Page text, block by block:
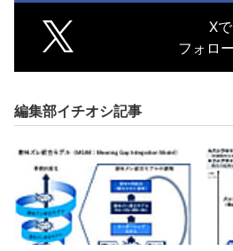
Xで
フォロ
編集部イチオシ記事